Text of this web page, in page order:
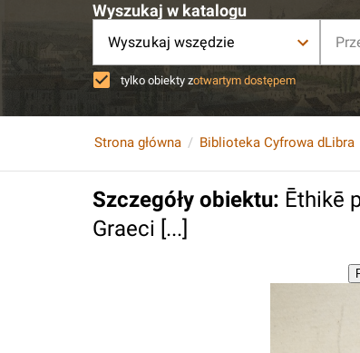
Wyszukaj w katalogu
Wyszukaj wszędzie
tylko obiekty zotwartym dostępem
Strona główna Biblioteka Cyfrowa dLibra
Szczegóły obiektu: Ēthikē
Graeci [...]